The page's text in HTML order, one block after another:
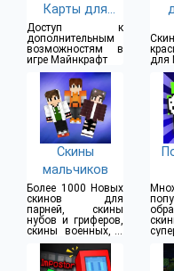
Карты для
Minecraft PE
Доступ к
дополнительным
возможностям в
игре Майнкрафт
для
Скины
мальчиков
Более 1000 Новых
скинов для
парней, скины
нубов и гриферов,
скины военных, в
капюшоне, в
наушниках и
многие другие